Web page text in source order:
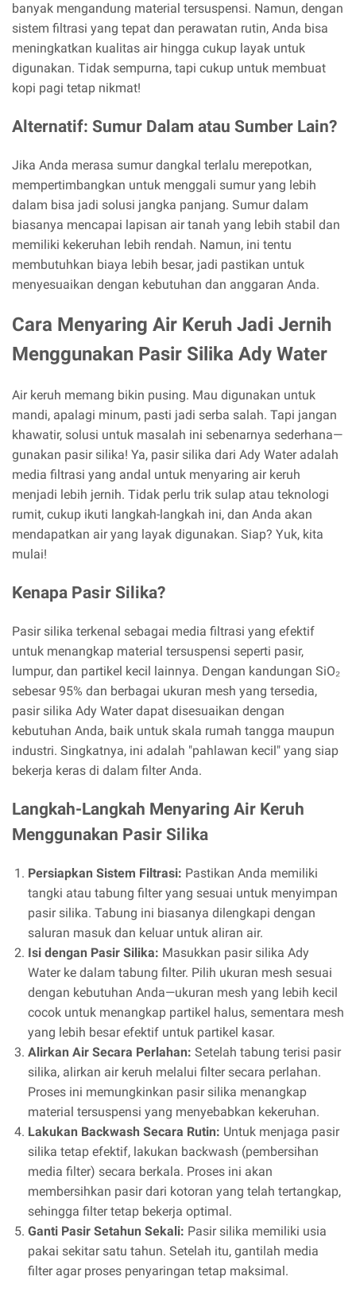
banyak mengandung material tersuspensi. Namun, dengan
sistem filtrasi yang tepat dan perawatan rutin, Anda bisa
meningkatkan kualitas air hingga cukup layak untuk
digunakan. Tidak sempurna, tapi cukup untuk membuat
kopi pagi tetap nikmat!
Alternatif: Sumur Dalam atau Sumber Lain?
Jika Anda merasa sumur dangkal terlalu merepotkan,
mempertimbangkan untuk menggali sumur yang lebih
dalam bisa jadi solusi jangka panjang. Sumur dalam
biasanya mencapai lapisan air tanah yang lebih stabil dan
memiliki kekeruhan lebih rendah. Namun, ini tentu
membutuhkan biaya lebih besar, jadi pastikan untuk
menyesuaikan dengan kebutuhan dan anggaran Anda.
Cara Menyaring Air Keruh Jadi Jernih
Menggunakan Pasir Silika Ady Water
Air keruh memang bikin pusing. Mau digunakan untuk
mandi, apalagi minum, pasti jadi serba salah. Tapi jangan
khawatir, solusi untuk masalah ini sebenarnya sederhana—
gunakan pasir silika! Ya, pasir silika dari Ady Water adalah
media filtrasi yang andal untuk menyaring air keruh
menjadi lebih jernih. Tidak perlu trik sulap atau teknologi
rumit, cukup ikuti langkah-langkah ini, dan Anda akan
mendapatkan air yang layak digunakan. Siap? Yuk, kita
mulai!
Kenapa Pasir Silika?
Pasir silika terkenal sebagai media filtrasi yang efektif
untuk menangkap material tersuspensi seperti pasir,
lumpur, dan partikel kecil lainnya. Dengan kandungan SiO₂
sebesar 95% dan berbagai ukuran mesh yang tersedia,
pasir silika Ady Water dapat disesuaikan dengan
kebutuhan Anda, baik untuk skala rumah tangga maupun
industri. Singkatnya, ini adalah "pahlawan kecil" yang siap
bekerja keras di dalam filter Anda.
Langkah-Langkah Menyaring Air Keruh
Menggunakan Pasir Silika
Persiapkan Sistem Filtrasi: Pastikan Anda memiliki
tangki atau tabung filter yang sesuai untuk menyimpan
pasir silika. Tabung ini biasanya dilengkapi dengan
saluran masuk dan keluar untuk aliran air.
Isi dengan Pasir Silika: Masukkan pasir silika Ady
Water ke dalam tabung filter. Pilih ukuran mesh sesuai
dengan kebutuhan Anda—ukuran mesh yang lebih kecil
cocok untuk menangkap partikel halus, sementara mesh
yang lebih besar efektif untuk partikel kasar.
Alirkan Air Secara Perlahan: Setelah tabung terisi pasir
silika, alirkan air keruh melalui filter secara perlahan.
Proses ini memungkinkan pasir silika menangkap
material tersuspensi yang menyebabkan kekeruhan.
Lakukan Backwash Secara Rutin: Untuk menjaga pasir
silika tetap efektif, lakukan backwash (pembersihan
media filter) secara berkala. Proses ini akan
membersihkan pasir dari kotoran yang telah tertangkap,
sehingga filter tetap bekerja optimal.
Ganti Pasir Setahun Sekali: Pasir silika memiliki usia
pakai sekitar satu tahun. Setelah itu, gantilah media
filter agar proses penyaringan tetap maksimal.